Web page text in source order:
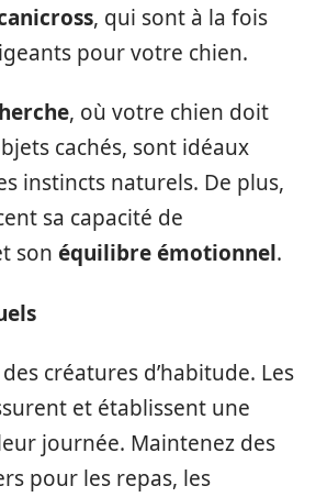
, qui sont à la fois
pour votre chien.
, où votre chien doit
cachés, sont idéaux
instincts naturels. De plus,
sa capacité de
son équilibre émotionnel.
créatures d’habitude. Les
et établissent une
journée. Maintenez des
pour les repas, les